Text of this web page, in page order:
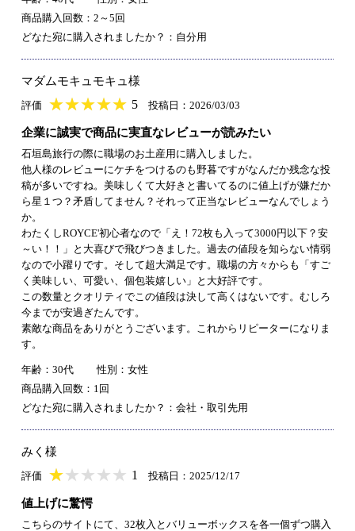
商品購入回数：2～5回
どなた宛に購入されましたか？：自分用
マダムモキュモキュ様
評価 ★★★★★
★★★★★ 5 投稿日：2026/03/03
企業に誠実で商品に実直なレビューが読みたい
石垣島旅行の際に職場のお土産用に購入しました。
他人様のレビューにケチをつけるのも野暮ですがなんだか残念な投
稿が多いですね。美味しくて大好きと書いてるのに値上げが嫌だか
ら星１つ？矛盾してません？それって正当なレビューなんでしょう
か。
わたくしROYCE'初心者なので「え！72枚も入って3000円以下？安
～い！！」と大喜びで飛びつきました。過去の値段を知らない情弱
なので小躍りです。そして超大満足です。職場の方々からも「すご
く美味しい、可愛い、個包装嬉しい」と大好評です。
この数量とクオリティでこの値段は決して高くはないです。むしろ
今までが安過ぎたんです。
素敵な商品をありがとうございます。これからリピーターになりま
す。
年齢：30代
性別：女性
商品購入回数：1回
どなた宛に購入されましたか？：会社・取引先用
みく様
評価 ★★★★★
★★★★★ 1 投稿日：2025/12/17
値上げに驚愕
こちらのサイトにて、32枚入とバリューボックスを各一個ずつ購入